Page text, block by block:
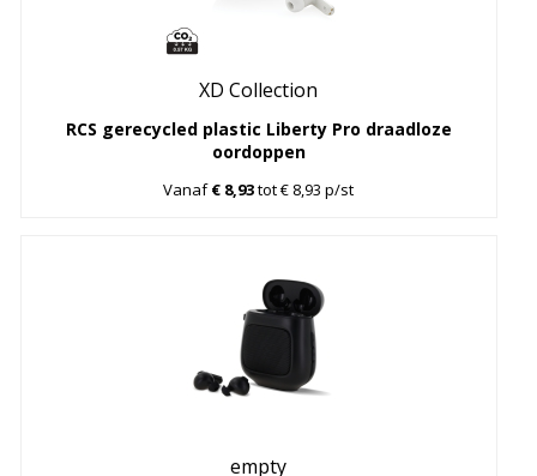
XD Collection
RCS gerecycled plastic Liberty Pro draadloze
oordoppen
Vanaf€ 8,93tot € 8,93 p/st
empty